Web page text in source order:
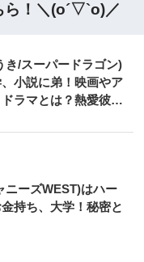
ら！＼(o´▽`o)／
き/スーパードラゴン)
小説に弟！映画やア
ラマとは？熱愛彼女
ニーズWEST)はハー
持ち、大学！秘密と